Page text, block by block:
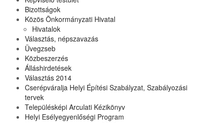
Bizottságok
Közös Önkormányzati Hivatal
Hivatalok
Választás, népszavazás
Üvegzseb
Közbeszerzés
Álláshirdetések
Választás 2014
Cserépváralja Helyi Építési Szabályzat, Szabályozási
tervek
Településképi Arculati Kézikönyv
Helyi Esélyegyenlőségi Program